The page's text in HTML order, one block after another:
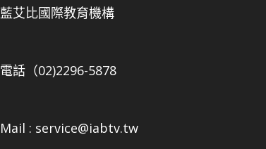
藍艾比國際教育機構
電話（02)2296-5878
Mail : service@iabtv.tw